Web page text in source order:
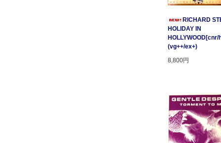
RICHARD
HOLIDAY IN
(vg++/ex+)
8,800円